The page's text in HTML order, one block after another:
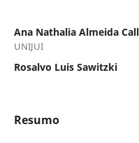
Ana Nathalia Almeida
UNIJUI
Rosalvo Luis Sawitzki
Resumo